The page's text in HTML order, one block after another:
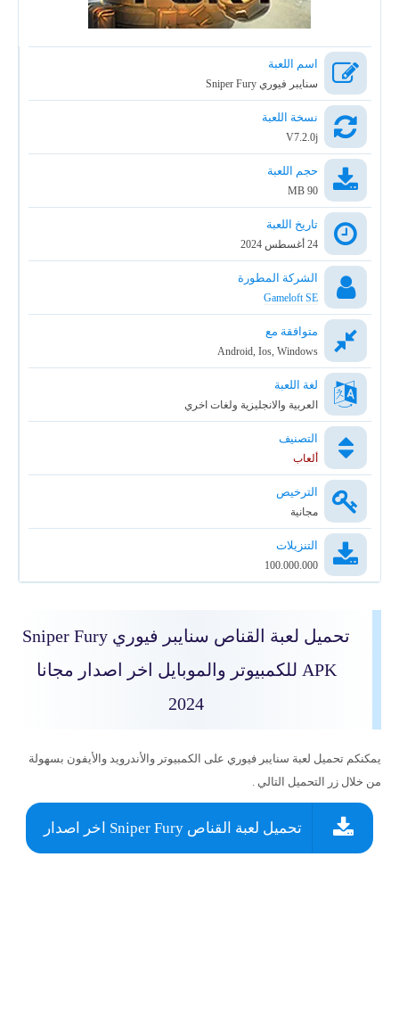
اسم اللعبة
سنايبر فيوري Sniper Fury
نسخة اللعبة
V7.2.0j
حجم اللعبة
90 MB
تاريخ اللعبة
24 أغسطس 2024
الشركة المطورة
Gameloft SE
متوافقة مع
Android, Ios, Windows
لغة اللعبة
العربية والانجليزية ولغات اخري
التصنيف
ألعاب
الترخيص
مجانية
التنزيلات
100.000.000
تحميل لعبة القناص سنايبر فيوري Sniper Fury
APK للكمبيوتر والموبايل اخر اصدار مجانا
2024
يمكنكم تحميل لعبة سنايبر فيوري على الكمبيوتر والأندرويد والأيفون بسهولة
من خلال زر التحميل التالي .
تحميل لعبة القناص Sniper Fury اخر اصدار